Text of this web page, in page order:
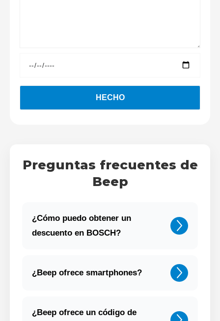
Preguntas frecuentes de
Beep
¿Cómo puedo obtener un
descuento en BOSCH?
¿Beep ofrece smartphones?
¿Beep ofrece un código de